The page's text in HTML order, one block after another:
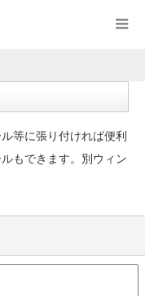
等に張り付ければ便利
もできます。別ウィン